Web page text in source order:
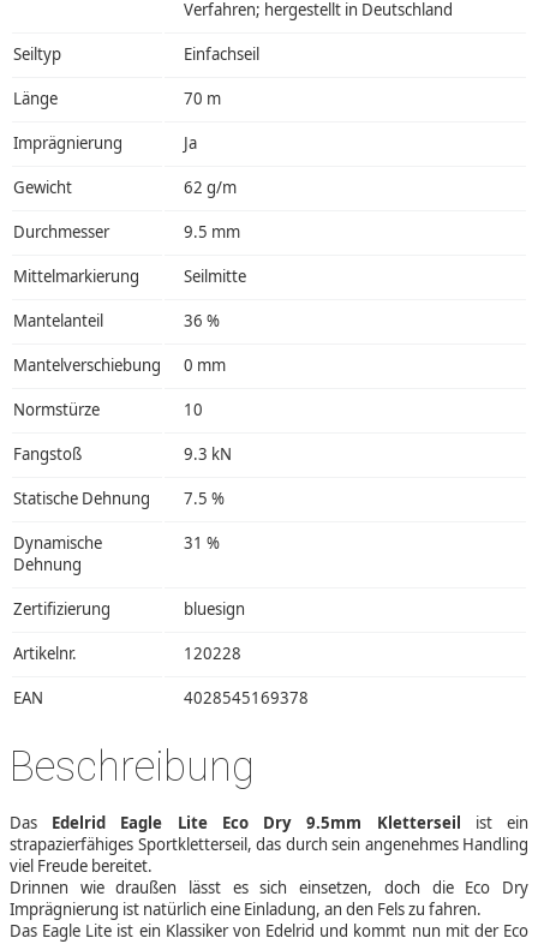
Verfahren; hergestellt in Deutschland
Seiltyp Einfachseil
Länge 70 m
Imprägnierung Ja
Gewicht 62 g/m
Durchmesser 9.5 mm
Mittelmarkierung Seilmitte
Mantelanteil 36 %
Mantelverschiebung 0 mm
Normstürze 10
Fangstoß 9.3 kN
Statische Dehnung 7.5 %
Dynamische
Dehnung
31 %
Zertifizierung bluesign
Artikelnr. 120228
EAN 4028545169378
Beschreibung
Das Edelrid Eagle Lite Eco Dry 9.5mm Kletterseil
ist ein
strapazierfähiges Sportkletterseil, das durch sein angenehmes Handling
viel Freude bereitet.
Drinnen wie draußen lässt es sich einsetzen, doch die Eco Dry
Imprägnierung ist natürlich eine Einladung, an den Fels zu fahren.
Das Eagle Lite ist ein Klassiker von Edelrid und kommt nun mit der Eco